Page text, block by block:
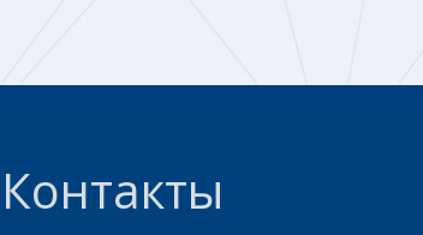
Контакты